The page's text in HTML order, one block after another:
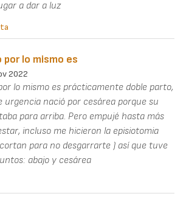
a dar a luz
por lo mismo es
2022
lo mismo es prácticamente doble parto,
urgencia nació por cesárea porque su
para arriba. Pero empujé hasta más
incluso me hicieron la episiotomia
para no desgarrarte ) así que tuve
abajo y cesárea